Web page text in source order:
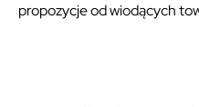
propozycje od wiodących